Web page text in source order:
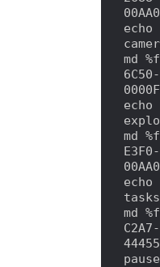
echo
md
md
echo
tasks
md
pause